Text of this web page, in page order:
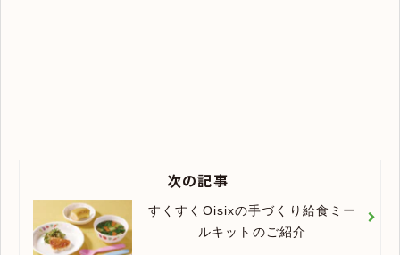
次の記事
すくすくOisixの手づくり給食ミー
ルキットのご紹介